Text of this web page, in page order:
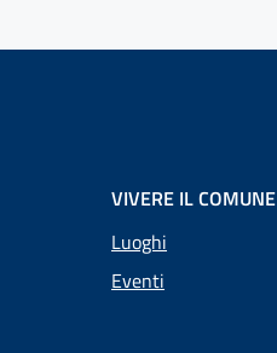
VIVERE IL COMUNE
Luoghi
Eventi